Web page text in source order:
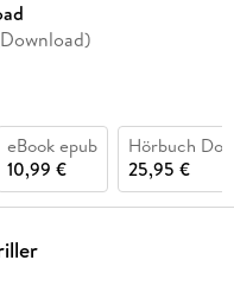
eBook epub
10,99 €
Hörbuch
25,95 €